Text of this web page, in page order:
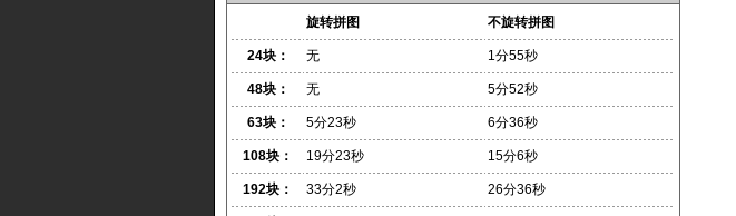
旋转拼图
不旋转拼图
24块： 无 1分55秒
48块： 无 5分52秒
63块： 5分23秒 6分36秒
108块： 19分23秒 15分6秒
192块： 33分2秒 26分36秒